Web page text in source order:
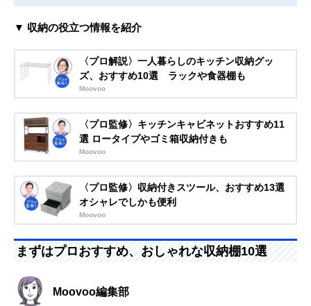
▼ 収納の役立つ情報を紹介
〈プロ解説〉一人暮らしのキッチン収納グッ
ズ、おすすめ10選 ラックや食器棚も
Moovoo
〈プロ監修〉キッチンキャビネットおすすめ11
選 ロータイプやゴミ箱収納付きも
Moovoo
〈プロ監修〉収納付きスツール、おすすめ13選
オシャレでしかも便利
Moovoo
まずはプロおすすめ、おしゃれな収納棚10選
Moovoo編集部